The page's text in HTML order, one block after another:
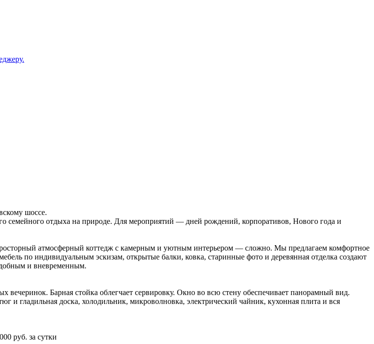
шоссе.
семейного отдыха на природе. Для мероприятий — дней рождений, корпоративов, Нового года и
атмосферный коттедж с камерным и уютным интерьером — сложно. Мы предлагаем комфортное
по индивидуальным эскизам, открытые балки, ковка, старинные фото и деревянная отделка создают
и вневременным.
Барная стойка облегчает сервировку. Окно во всю стену обеспечивает панорамный вид.
и гладильная доска, холодильник, микроволновка, электрический чайник, кухонная плита и вся
руб. за сутки